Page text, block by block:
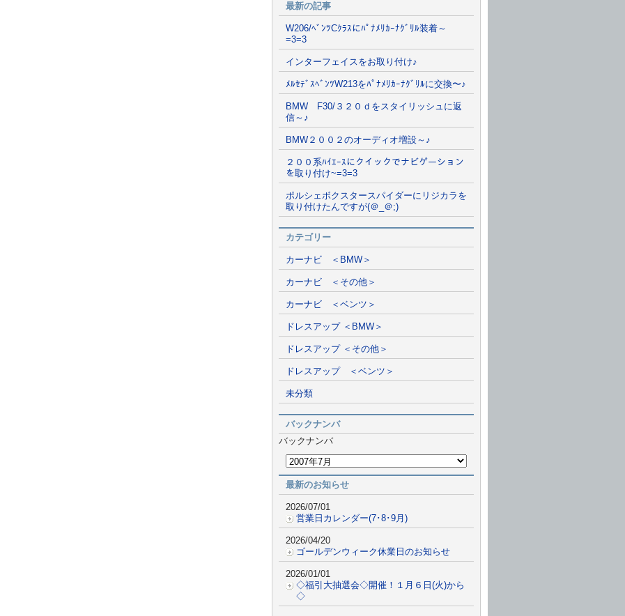
最新の記事
W206/ﾍﾞﾝﾂCｸﾗｽにﾊﾟﾅﾒﾘｶｰﾅｸﾞﾘﾙ装着～
=3=3
インターフェイスをお取り付け♪
ﾒﾙｾﾃﾞｽﾍﾞﾝﾂW213をﾊﾟﾅﾒﾘｶｰﾅｸﾞﾘﾙに交換〜♪
BMW F30/３２０ｄをスタイリッシュに返
信～♪
BMW２００２のオーディオ増設～♪
２００系ﾊｲｴｰｽにクイックでナビゲーション
を取り付け~=3=3
ポルシェボクスタースパイダーにリジカラを
取り付けたんですが(＠_＠;)
カテゴリー
カーナビ ＜BMW＞
カーナビ ＜その他＞
カーナビ ＜ベンツ＞
ドレスアップ ＜BMW＞
ドレスアップ ＜その他＞
ドレスアップ ＜ベンツ＞
未分類
バックナンバ
バックナンバ
最新のお知らせ
2026/07/01
営業日カレンダー(7･8･9月)
2026/04/20
ゴールデンウィーク休業日のお知らせ
2026/01/01
◇福引大抽選会◇開催！１月６日(火)から
◇